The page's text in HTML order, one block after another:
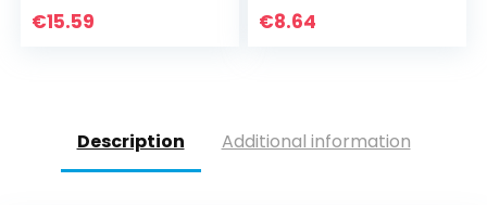
€15.59
Scandinavische
€8.64
Description Additional information